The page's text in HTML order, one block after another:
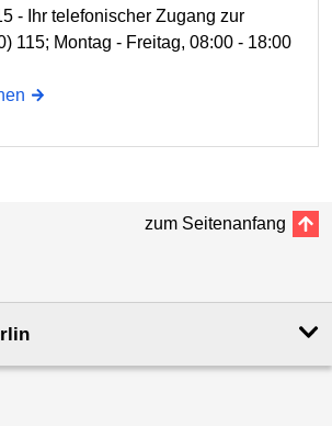
- Ihr telefonischer Zugang zur
115; Montag - Freitag, 08:00 - 18:00
zum Seitenanfang